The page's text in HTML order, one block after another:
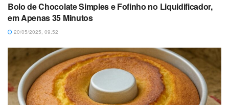
Bolo de Chocolate Simples e Fofinho no Liquidificador,
em Apenas 35 Minutos
20/05/2025, 09:52